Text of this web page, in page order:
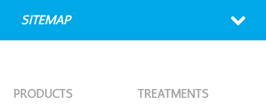
SITEMAP
PRODUCTS TREATMENTS